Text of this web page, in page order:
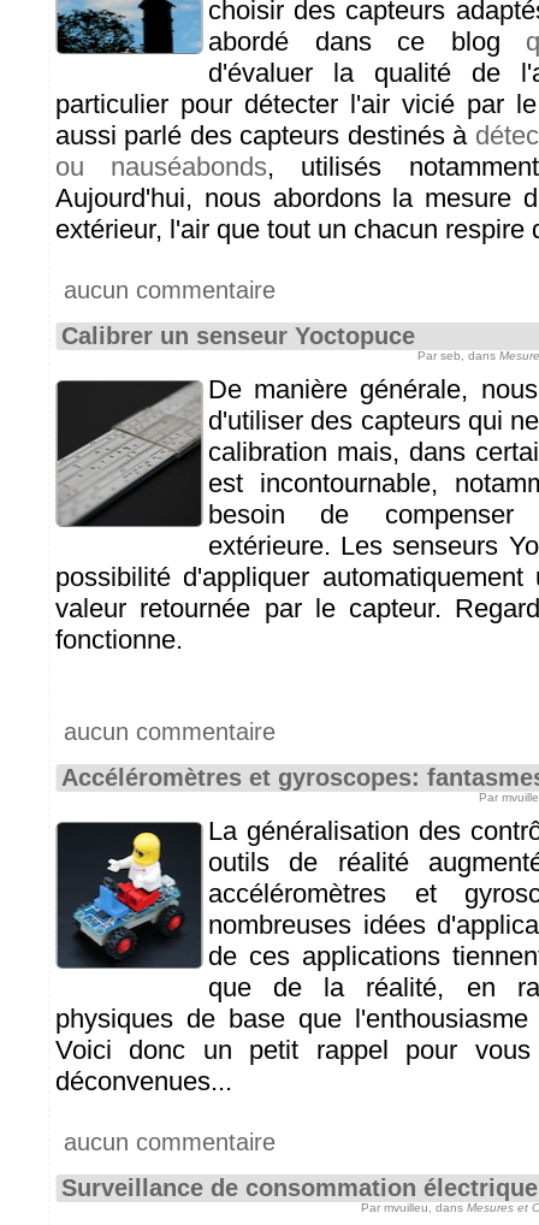
choisir des capteurs
abordé dans ce blog
d'évaluer la qualité de
particulier pour détecter l'air vicié par
aussi parlé des capteurs destinés à
ou nauséabonds, utilisés
Aujourd'hui, nous abordons la mesure
extérieur, l'air que tout un chacun respire
aucun commentaire
Calibrer un senseur Yoctopuce
Par seb, dans
De manière générale,
d'utiliser des capteurs qui
calibration mais, dans
est incontournable,
besoin de compenser
extérieure. Les senseurs
possibilité d'appliquer
valeur retournée par le capteur.
fonctionne.
aucun commentaire
Accéléromètres et gyroscopes:
Par
La généralisation des
outils de réalité
accéléromètres et
nombreuses idées
de ces applications
que de la réalité, en
physiques de base que
Voici donc un petit rappel pour
déconvenues...
aucun commentaire
Surveillance de consommation
Par mvuilleu, dans Mesures et